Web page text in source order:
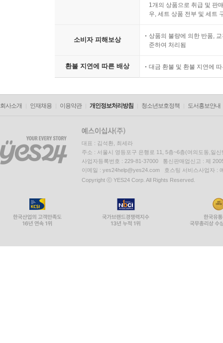
1개의 상품으로 취급 및 판
우, 세트 상품 전부 및 세트
소비자 피해보상
상품의 불량에 의한 반품,
준하여 처리됨
환불 지연에 따른 배상 대금 환불 및 환불 지연에
회사소개 인재채용 이용약관 개인정보처리방침 청소년보호정책 도서홍보안내
대표 : 김석환, 최세라
주소 : 서울시 영등포구 은행로 11, 5층~6층(여의도동,일신
사업자등록번호 : 229-81-37000 통신판매업신고 : 제
이메일 : yes24help@yes24.com 호스팅 서비스사업자 :
Copyright ⓒ YES24 Corp. All Rights Reserved.